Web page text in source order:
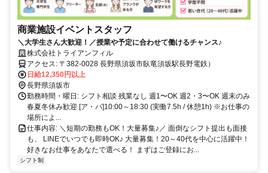
商業施設イベントスタッフ
＼大学生さん大歓迎！／授業や予定に合わせて働けるチャンス♪
株式会社トライアンフィル
アクセス: 〒382-0028 長野県須坂市臥竜須坂駅長野電鉄）
日給12,350円以上
長野県須坂市
勤務時間・曜日: シフト相談 残業なし 週1〜OK 週2・3〜OK 週末のみ
春夏冬休み歓迎 [ア・パ]10:00～18:30 (実働7.5h / 休憩1h) ※お仕事の
場所によ...
仕事内容: ＼短期の勤務もOK！大量募集♪／ 面倒なシフト提出も面接
も、 LINEでいつでも即時OK♪ 大量募集！20～40代を中心に活躍中！
好きなお仕事をあなたで選べる！ まずはご登録にお...
シフト制